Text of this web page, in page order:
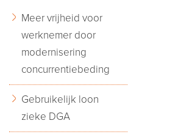
Meer vrijheid voor
werknemer door
modernisering
concurrentiebeding
Gebruikelijk loon
zieke DGA